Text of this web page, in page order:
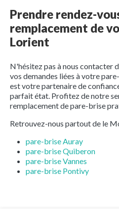
Prendre rendez-
remplacement de
Lorient
N'hésitez pas à nous contacter
vos demandes liées à votre
est votre partenaire de
parfait état. Profitez de notre
remplacement de pare-brise
Retrouvez-nous partout de le
pare-brise Auray
pare-brise Quiberon
pare-brise Vannes
pare-brise Pontivy